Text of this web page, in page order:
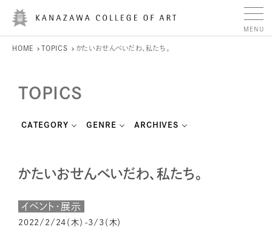
HOME TOPICS かたいおせんべいだわ、私たち。
TOPICS
CATEGORY GENRE ARCHIVES
かたいおせんべいだわ、私たち。
イベント・展示
2022/2/24（木）-3/3（木）